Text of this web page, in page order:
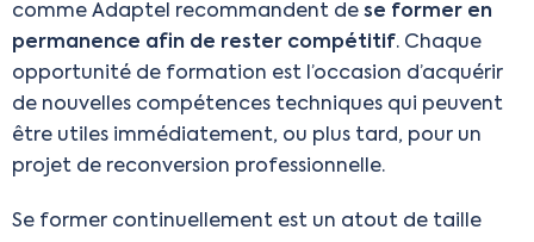
comme Adaptel recommandent de se former en
permanence afin de rester compétitif. Chaque
opportunité de formation est l’occasion d’acquérir
de nouvelles compétences techniques qui peuvent
être utiles immédiatement, ou plus tard, pour un
projet de reconversion professionnelle.
Se former continuellement est un atout de taille